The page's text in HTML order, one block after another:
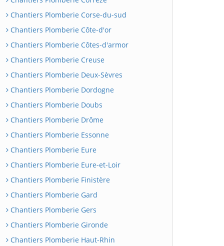
Chantiers Plomberie Corse-du-sud
Chantiers Plomberie Côte-d'or
Chantiers Plomberie Côtes-d'armor
Chantiers Plomberie Creuse
Chantiers Plomberie Deux-Sèvres
Chantiers Plomberie Dordogne
Chantiers Plomberie Doubs
Chantiers Plomberie Drôme
Chantiers Plomberie Essonne
Chantiers Plomberie Eure
Chantiers Plomberie Eure-et-Loir
Chantiers Plomberie Finistère
Chantiers Plomberie Gard
Chantiers Plomberie Gers
Chantiers Plomberie Gironde
Chantiers Plomberie Haut-Rhin